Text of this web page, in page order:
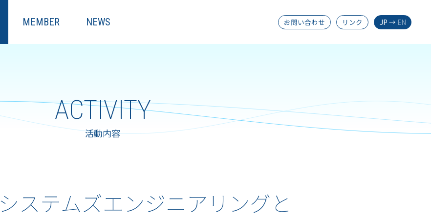
MEMBER NEWS お問い合わせ リンク JP → EN
ACTIVITY
活動内容
システムズエンジニアリングと